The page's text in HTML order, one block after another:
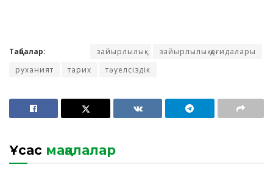
Таңбалар: зайырлылық
зайырлылық қағидалары
руханият
тарих тәуелсіздік
Ұқсас мақалалар